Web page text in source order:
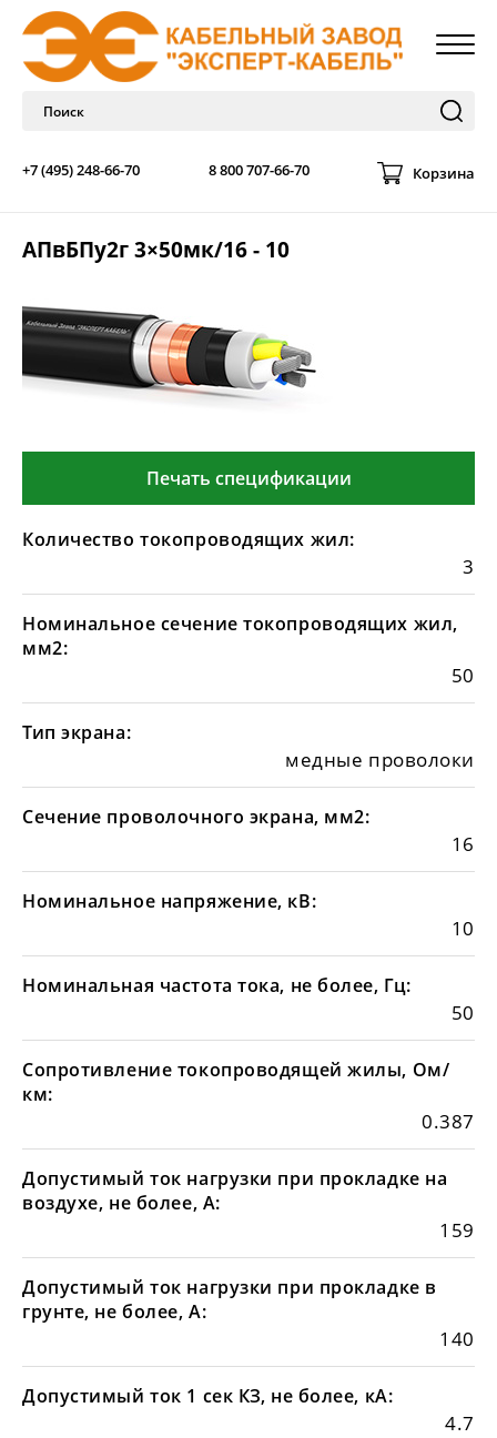
+7 (495) 248-66-70 8 800 707-66-70 Корзина
АПвБПу2г 3×50мк/16 - 10
Печать спецификации
Количество токопроводящих жил:
3
Номинальное сечение токопроводящих жил,
мм2:
50
Тип экрана:
медные проволоки
Сечение проволочного экрана, мм2:
16
Номинальное напряжение, кВ:
10
Номинальная частота тока, не более, Гц:
50
Сопротивление токопроводящей жилы, Ом/
км:
0.387
Допустимый ток нагрузки при прокладке на
воздухе, не более, А:
159
Допустимый ток нагрузки при прокладке в
грунте, не более, А:
140
Допустимый ток 1 сек КЗ, не более, кА:
4.7